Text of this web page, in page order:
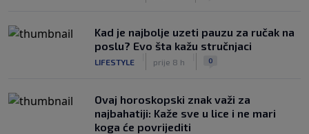
Kad je najbolje uzeti pauzu za ručak na
poslu? Evo šta kažu stručnjaci
LIFESTYLE prije 8 h 0
Ovaj horoskopski znak važi za
najbahatiji: Kaže sve u lice i ne mari
koga će povrijediti